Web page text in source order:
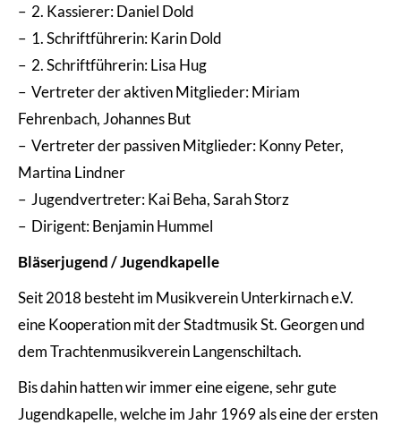
– 2. Kassierer: Daniel Dold
– 1. Schriftführerin: Karin Dold
– 2. Schriftführerin: Lisa Hug
– Vertreter der aktiven Mitglieder: Miriam
Fehrenbach, Johannes But
– Vertreter der passiven Mitglieder: Konny Peter,
Martina Lindner
– Jugendvertreter: Kai Beha, Sarah Storz
– Dirigent: Benjamin Hummel
Bläserjugend / Jugendkapelle
Seit 2018 besteht im Musikverein Unterkirnach e.V.
eine Kooperation mit der Stadtmusik St. Georgen und
dem Trachtenmusikverein Langenschiltach.
Bis dahin hatten wir immer eine eigene, sehr gute
Jugendkapelle, welche im Jahr 1969 als eine der ersten